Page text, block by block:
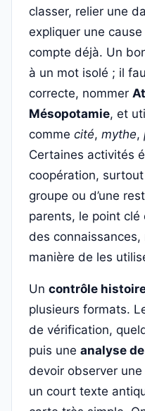
classer, relier une
expliquer une
compte déjà. Un
à un mot isolé ; il
correcte, nommer
Mésopotamie, et
comme cité, mythe,
Certaines activités
coopération, surtout
groupe ou d’une
parents, le point clé
des
manière de les
Un contrôle
plusieurs formats.
de vérification,
puis une analyse
devoir observer
un court texte